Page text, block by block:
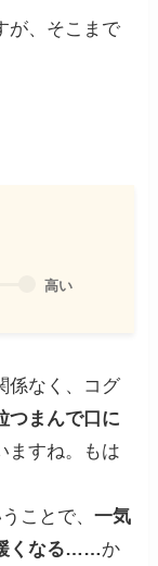
が、そこまで
高い
係なく、コグ
つまんで口に
ますね。もは
ことで、一気
くなる……か